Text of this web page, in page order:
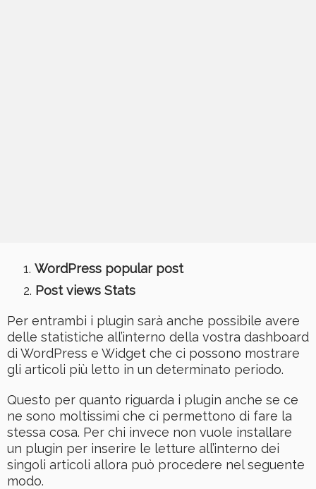
WordPress popular post
Post views Stats
Per entrambi i plugin sarà anche possibile avere
delle statistiche all’interno della vostra dashboard
di WordPress e Widget che ci possono mostrare
gli articoli più letto in un determinato periodo.
Questo per quanto riguarda i plugin anche se ce
ne sono moltissimi che ci permettono di fare la
stessa cosa. Per chi invece non vuole installare
un plugin per inserire le letture all’interno dei
singoli articoli allora può procedere nel seguente
modo.